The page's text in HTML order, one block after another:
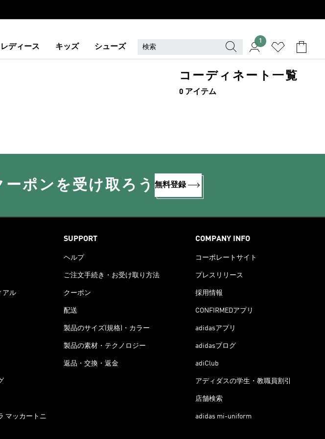
レディース キッズ シューズ
1
コーディネート一覧
0 アイテム
ーポンを受け取ろう 無料登録
アル
マッカートニ
SUPPORT
ヘルプ
ご注文手続き・お受け取り方法
クーポン
配送
製品のサイズ(規格)・カラー
製品の素材・テクノロジー
返品・交換・返金
COMPANY INFO
コーポレートサイト
プレスリリース
採用情報
CONFIRMEDアプリ
adidasアプリ
adidasブログ
adiClub
アディダスの学生・教職員割引
店舗検索
adidas mi-uniform